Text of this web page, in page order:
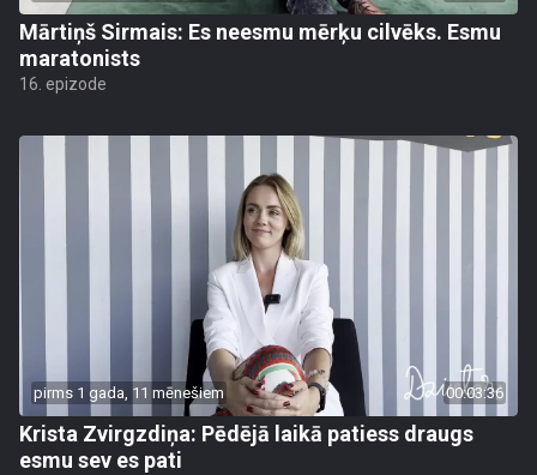
Mārtiņš Sirmais: Es neesmu mērķu cilvēks. Esmu
maratonists
16. epizode
pirms 1 gada, 11 mēnešiem 00:03:36
Krista Zvirgzdiņa: Pēdējā laikā patiess draugs
esmu sev es pati